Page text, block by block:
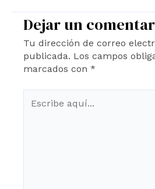
Dejar un
Tu dirección de correo
publicada. Los campos
marcados con *
aquí...